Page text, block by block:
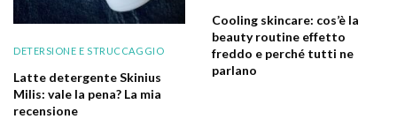
DETERSIONE E STRUCCAGGIO
Latte detergente Skinius
Milis: vale la pena? La mia
recensione
Cooling skincare: cos’è la
beauty routine effetto
freddo e perché tutti ne
parlano